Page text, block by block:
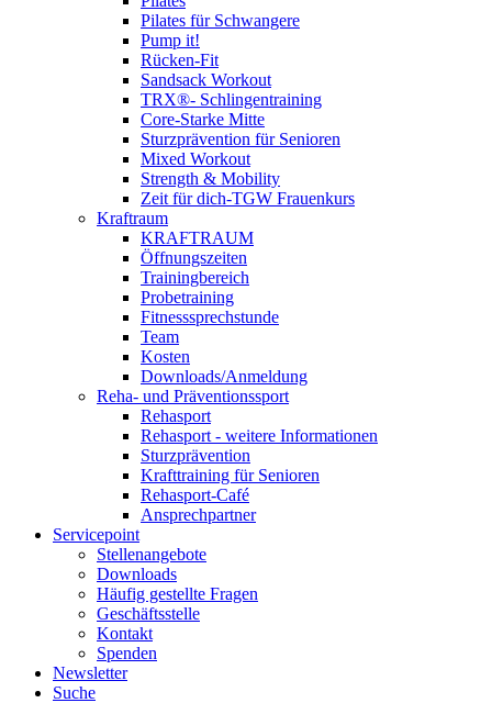
Pilates für Schwangere
Pump it!
Rücken-Fit
Sandsack Workout
TRX®- Schlingentraining
Core-Starke Mitte
Sturzprävention für Senioren
Mixed Workout
Strength & Mobility
Zeit für dich-TGW Frauenkurs
Kraftraum
KRAFTRAUM
Öffnungszeiten
Trainingbereich
Probetraining
Fitnesssprechstunde
Team
Kosten
Downloads/Anmeldung
Reha- und Präventionssport
Rehasport
Rehasport - weitere Informationen
Sturzprävention
Krafttraining für Senioren
Rehasport-Café
Ansprechpartner
Servicepoint
Stellenangebote
Downloads
Häufig gestellte Fragen
Geschäftsstelle
Kontakt
Spenden
Newsletter
Suche